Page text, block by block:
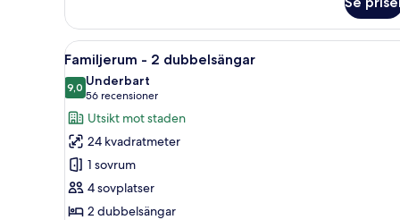
Öppna
alla
foton
för
Familjerum
-
2
dubbelsängar
Ett hotellrum med en stor
8
Familjerum - 2 dubbelsängar
9,09,0 av 10
Underbart
56 recensioner
(56 recensioner)
Utsikt mot staden
24 kvadratmeter
1 sovrum
4 sovplatser
2 dubbelsängar